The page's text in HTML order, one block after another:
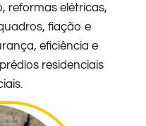
reformas elétricas,
fiação e
eficiência e
residenciais